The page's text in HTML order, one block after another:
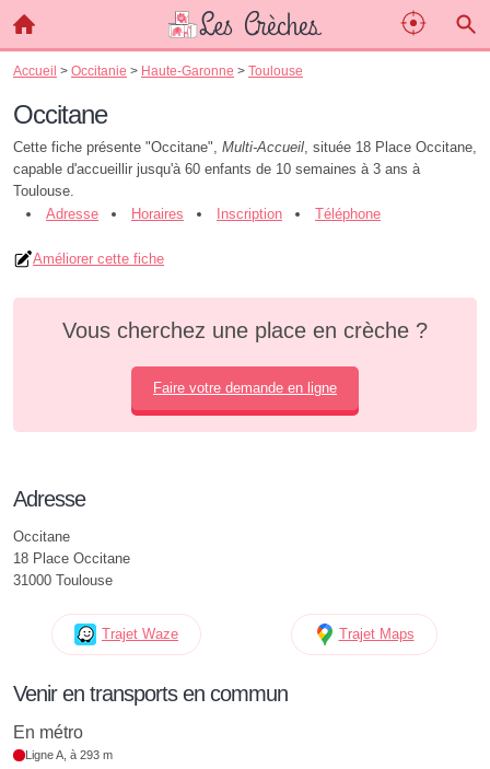
Accueil > Occitanie > Haute-Garonne > Toulouse
Occitane
Cette fiche présente "Occitane", Multi-Accueil, située 18 Place Occitane,
capable d'accueillir jusqu'à 60 enfants de 10 semaines à 3 ans à
Toulouse.
Adresse
Horaires Inscription Téléphone
Améliorer cette fiche
Vous cherchez une place en crèche ?
Faire votre demande en ligne
Adresse
Occitane
18 Place Occitane
31000 Toulouse
Trajet Waze Trajet Maps
Venir en transports en commun
En métro
Ligne A, à 293 m